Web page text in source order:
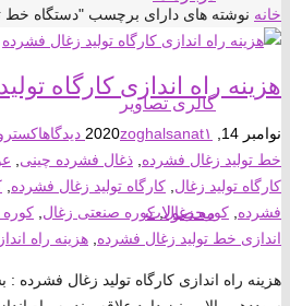
گالری تصاویر
محصولات
خانه نوشته های دارای برچسب "دستگاه خط
هزینه راه اندازی کارگاه
نوامبر 14, 2020 zoghalsanat۱ دیدگاه
خط تولید زغال فشرده ذغال فشرده چینی
کارگاه تولید زغال کارگاه تولید زغال فشرده
فشرده کوره زغال,کوره صنعتی زغال
اندازی خط تولید زغال فشرده هزینه راه
هزینه راه اندازی کارگاه تولید زغال فشرده :